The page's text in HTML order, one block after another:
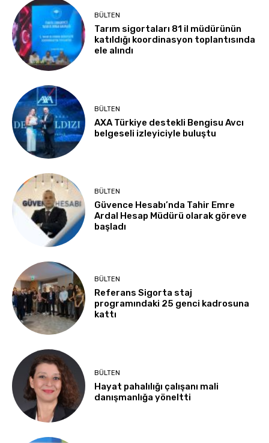
BÜLTEN
Tarım sigortaları 81 il müdürünün
katıldığı koordinasyon toplantısında
ele alındı
BÜLTEN
AXA Türkiye destekli Bengisu Avcı
belgeseli izleyiciyle buluştu
BÜLTEN
Güvence Hesabı’nda Tahir Emre
Ardal Hesap Müdürü olarak göreve
başladı
BÜLTEN
Referans Sigorta staj
programındaki 25 genci kadrosuna
kattı
BÜLTEN
Hayat pahalılığı çalışanı mali
danışmanlığa yöneltti